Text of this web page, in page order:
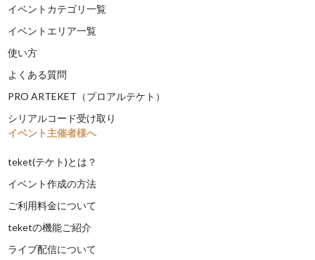
イベントカテゴリ一覧
イベントエリア一覧
使い方
よくある質問
PRO ARTEKET（プロアルテケト）
シリアルコード受け取り
イベント主催者様へ
teket(テケト)とは？
イベント作成の方法
ご利用料金について
teketの機能ご紹介
ライブ配信について